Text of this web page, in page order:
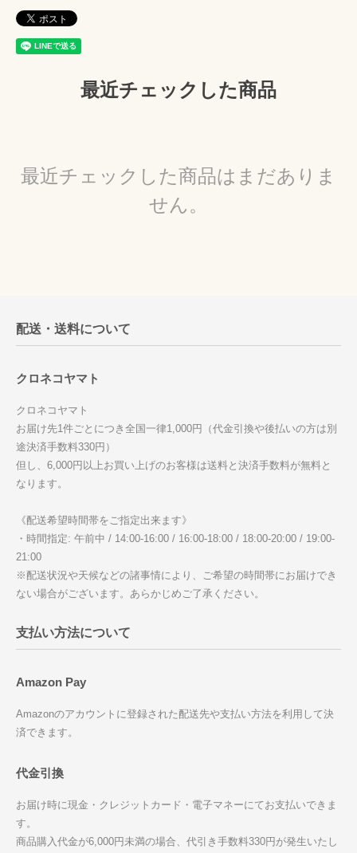
最近チェックした商品
最近チェックした商品はまだありま
せん。
配送・送料について
クロネコヤマト
クロネコヤマト
お届け先1件ごとにつき全国一律1,000円（代金引換や後払いの方は別
途決済手数料330円）
但し、6,000円以上お買い上げのお客様は送料と決済手数料が無料と
なります。
《配送希望時間帯をご指定出来ます》
・時間指定: 午前中 / 14:00-16:00 / 16:00-18:00 / 18:00-20:00 / 19:00-
21:00
※配送状況や天候などの諸事情により、ご希望の時間帯にお届けでき
ない場合がございます。あらかじめご了承ください。
支払い方法について
Amazon Pay
Amazonのアカウントに登録された配送先や支払い方法を利用して決
済できます。
代金引換
お届け時に現金・クレジットカード・電子マネーにてお支払いできま
す。
商品購入代金が6,000円未満の場合、代引き手数料330円が発生いたし